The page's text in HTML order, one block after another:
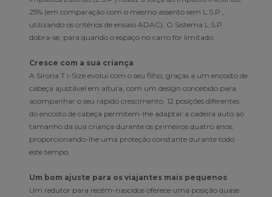
25% (em comparação com o mesmo assento sem L.S.P.,
utilizando os critérios de ensaio ADAC). O Sistema L.S.P.
dobra-se, para quando o espaço no carro for limitado.
Cresce com a sua criança
A Sirona T i-Size evolui com o seu filho, graças a um encosto de
cabeça ajustável em altura, com um design concebido para
acompanhar o seu rápido crescimento. 12 posições diferentes
do encosto de cabeça permitem-lhe adaptar a cadeira auto ao
tamanho da sua criança durante os primeiros quatro anos,
proporcionando-lhe uma proteção constante durante todo
este tempo.
Um bom ajuste para os viajantes mais pequenos
Um redutor para recém-nascidos oferece uma posição quase